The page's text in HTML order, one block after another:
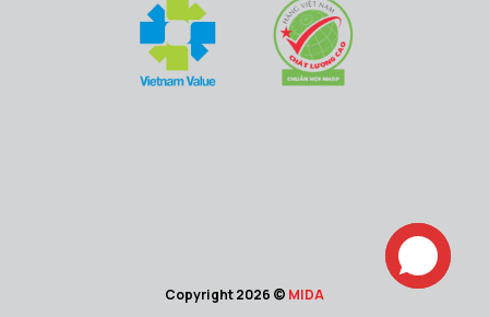
Copyright 2026 © MIDA